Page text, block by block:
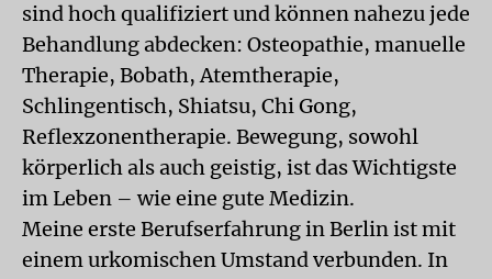
sind hoch qualifiziert und können nahezu jede
Behandlung abdecken: Osteopathie, manuelle
Therapie, Bobath, Atemtherapie,
Schlingentisch, Shiatsu, Chi Gong,
Reflexzonentherapie. Bewegung, sowohl
körperlich als auch geistig, ist das Wichtigste
im Leben – wie eine gute Medizin.
Meine erste Berufserfahrung in Berlin ist mit
einem urkomischen Umstand verbunden. In